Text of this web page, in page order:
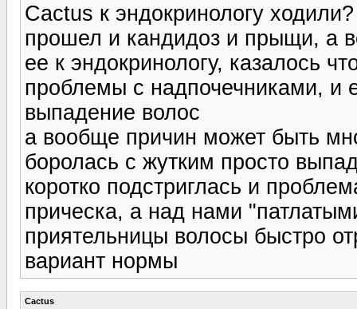
Cactus к эндокринологу
прошел и кандидоз и прыщи, а
ее к эндокринологу, казалось
проблемы с надпочечниками, и
выпадение волос
а вообще причин может быть
боролась с жутким просто
коротко подстриглась и
прическа, а над нами
приятельницы волосы быстро
вариант нормы
Cactus